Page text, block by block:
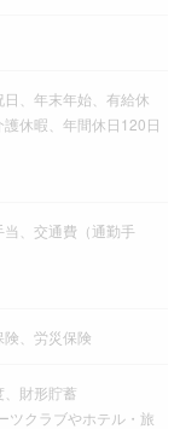
、年末年始、有給休
休暇、年間休日120日
、交通費（通勤手
、労災保険
財形貯蓄
ツクラブやホテル・旅